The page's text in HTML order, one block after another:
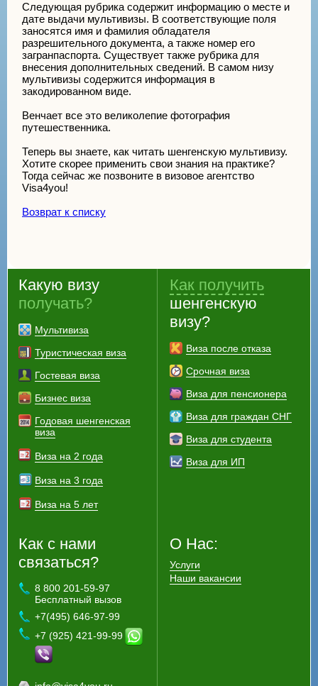
Следующая рубрика содержит информацию о месте и
дате выдачи мультивизы. В соответствующие поля
заносятся имя и фамилия обладателя
разрешительного документа, а также номер его
загранпаспорта. Существует также рубрика для
внесения дополнительных сведений. В самом низу
мультивизы содержится информация в
закодированном виде.
Венчает все это великолепие фотография
путешественника.
Теперь вы знаете, как читать шенгенскую мультивизу.
Хотите скорее применить свои знания на практике?
Тогда сейчас же позвоните в визовое агентство
Visa4you!
Возврат к списку
Какую визу
получать?
Мультивиза
Туристическая виза
Гостевая виза
Бизнес виза
Годовая шенгенская
виза
Виза на 2 года
Виза на 3 года
Виза на 5 лет
Как получить
шенгенскую
визу?
Виза после отказа
Срочная виза
Виза для пенсионера
Виза для граждан СНГ
Виза для студента
Виза для ИП
Как с нами
связаться?
8 800 201-59-97
Бесплатный вызов
+7(495) 646-97-99
+7 (925) 421-99-99
О Нас:
Услуги
Наши вакансии